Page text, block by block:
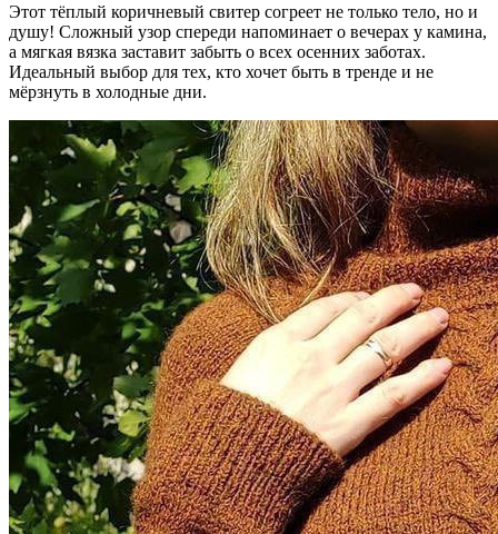
Этот тёплый коричневый свитер согреет не только тело, но и
душу! Сложный узор спереди напоминает о вечерах у камина,
а мягкая вязка заставит забыть о всех осенних заботах.
Идеальный выбор для тех, кто хочет быть в тренде и не
мёрзнуть в холодные дни.